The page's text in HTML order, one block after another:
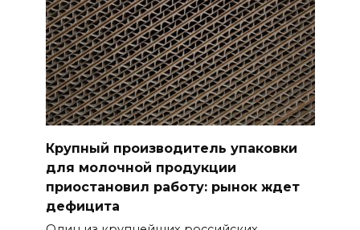
Крупный производитель упаковки
для молочной продукции
приостановил работу: рынок ждет
дефицита